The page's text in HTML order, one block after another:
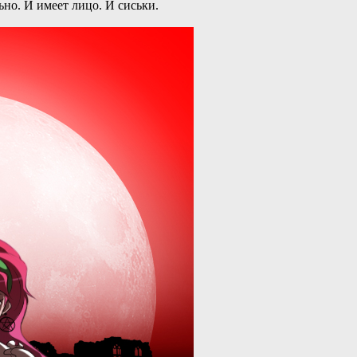
И имеет лицо. И сиськи.